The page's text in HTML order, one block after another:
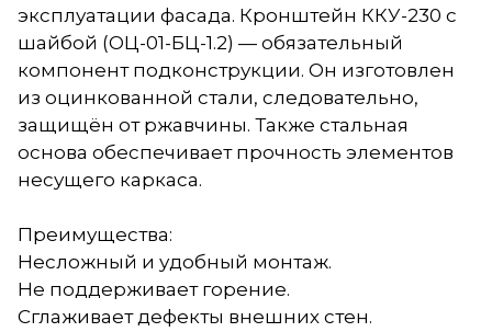
эксплуатации фасада. Кронштейн ККУ-230 с
шайбой (ОЦ-01-БЦ-1.2) — обязательный
компонент подконструкции. Он изготовлен
из оцинкованной стали, следовательно,
защищён от ржавчины. Также стальная
основа обеспечивает прочность элементов
несущего каркаса.
Преимущества:
Несложный и удобный монтаж.
Не поддерживает горение.
Сглаживает дефекты внешних стен.